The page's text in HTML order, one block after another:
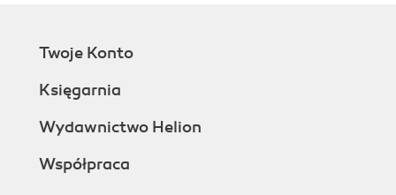
Twoje Konto
Księgarnia
Wydawnictwo Helion
Współpraca